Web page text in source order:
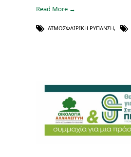
Read More →
ΑΤΜΟΣΦΑΙΡΙΚΉ ΡΎΠΑΝΣΗ,